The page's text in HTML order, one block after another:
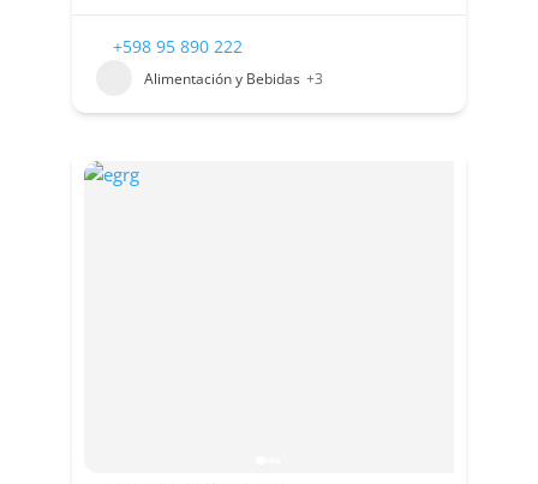
+598 95 890 222
Alimentación y Bebidas +3